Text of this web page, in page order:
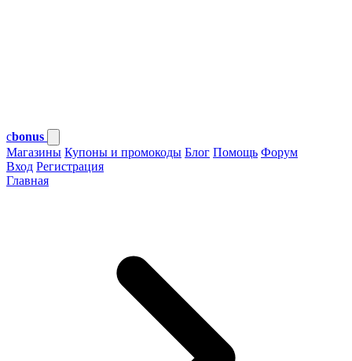
cbonus
Магазины Купоны и промокоды Блог Помощь Форум
Вход Регистрация
Главная